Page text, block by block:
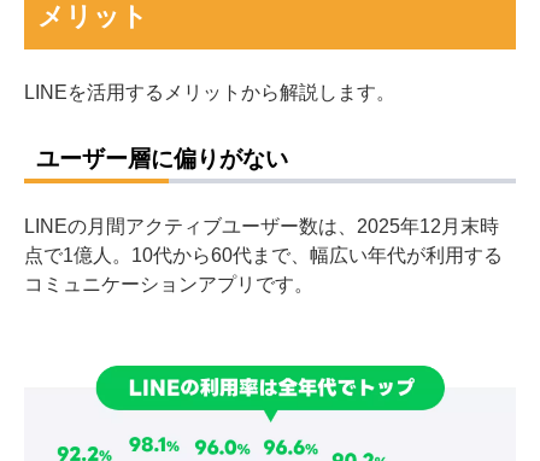
メリット
LINEを活用するメリットから解説します。
ユーザー層に偏りがない
LINEの月間アクティブユーザー数は、2025年12月末時
点で1億人。10代から60代まで、幅広い年代が利用する
コミュニケーションアプリです。